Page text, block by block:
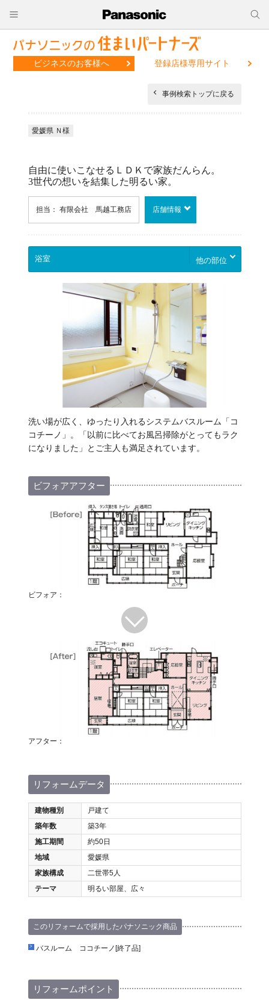
ビジネスのお客様へ 登録店様専用サイト
事例検索トップに戻る
愛媛県 Ｎ様
自由に使いこなせるＬＤＫで家族だんらん。
3世代の想いを結集した明るい家。
担当： 有限会社 馬越工務店 店舗情報
他の部位
洗い場が広く、ゆったり入れるシステムバスルーム「コ
コチーノ」。「以前に比べてお風呂掃除がとってもラク
になりました」とご主人も満足されています。
ビフォアアフター
ビフォア：
アフター：
リフォームデータ
建物種別
戸建て
築年数
築3年
施工期間
約50日
地域
愛媛県
家族構成
二世帯5人
テーマ
明るい部屋、広々
このリフォームで採用したパナソニック商品
バスルーム ココチーノ[終了品]
リフォームポイント